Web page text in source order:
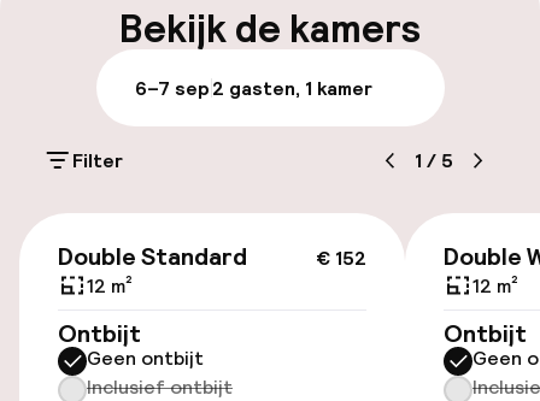
Bagageruimte
Parkeren & mobiliteit
(buiten)
DKK 295,00 per dag
Fietsverhuur
Bekijk de kamers
6–7 sep2 gasten, 1 kamer
Filter 1 / 5
€ 152
Double Standard
12 m²
Ontbijt
Geen ontbijt
Inclusief ontbijt
Double
12 m²
Ontbijt
Geen